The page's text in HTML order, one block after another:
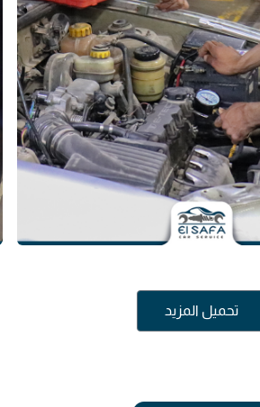
تحميل المزيد